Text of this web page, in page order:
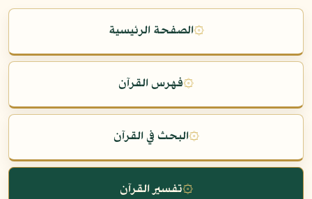
۞الصفحة الرئيسية
۞فهرس القرآن
۞البحث في القرآن
۞تفسير القرآن